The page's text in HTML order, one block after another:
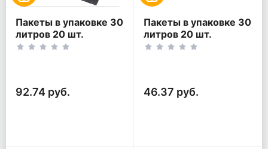
Пакеты в упаковке 30
литров 20 шт.
(20шт*2рул)
92.74 руб.
Пакеты в упаковке 30
литров 20 шт.
(20шт*1рул)
46.37 руб.